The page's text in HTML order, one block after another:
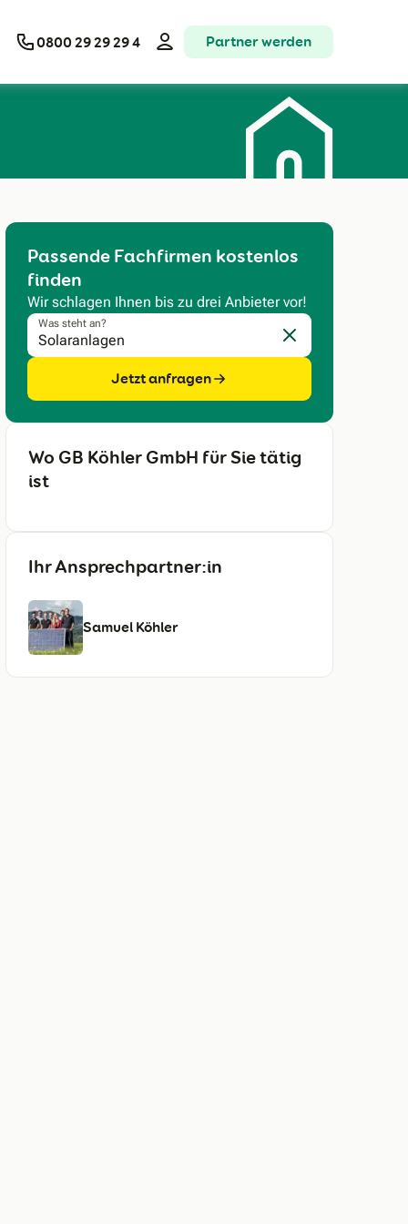
0800 29 29 29 4 Partner werden
Passende Fachfirmen kostenlos
finden
Wir schlagen Ihnen bis zu drei Anbieter vor!
Was steht an?
Eingabe löschen
Jetzt anfragen
Wo GB Köhler GmbH für Sie tätig
ist
Ihr Ansprechpartner:in
Samuel Köhler